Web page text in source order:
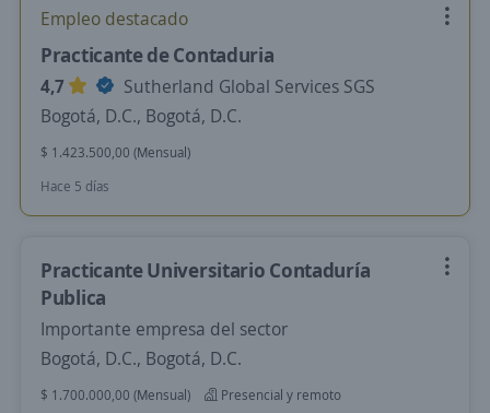
Empleo destacado
Practicante de Contaduria
4,7
Sutherland Global Services SGS
Bogotá, D.C., Bogotá, D.C.
$ 1.423.500,00 (Mensual)
Hace 5 días
Practicante Universitario Contaduría
Publica
Importante empresa del sector
Bogotá, D.C., Bogotá, D.C.
$ 1.700.000,00 (Mensual)
Presencial y remoto